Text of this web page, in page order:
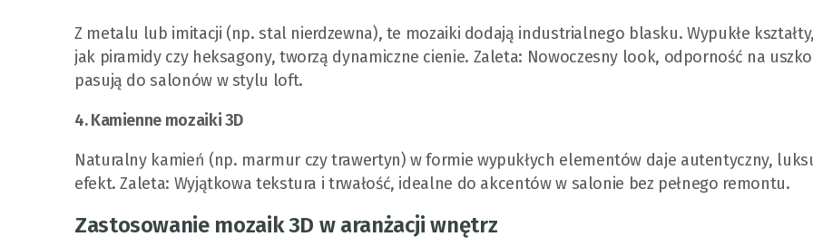
Z metalu lub imitacji (np. stal nierdzewna), te mozaiki dodają industrialnego blasku. Wypukłe
jak piramidy czy heksagony, tworzą dynamiczne cienie. Zaleta: Nowoczesny look, odporność na
pasują do salonów w stylu loft.
4. Kamienne mozaiki 3D
Naturalny kamień (np. marmur czy trawertyn) w formie wypukłych elementów daje autentyczny,
efekt. Zaleta: Wyjątkowa tekstura i trwałość, idealne do akcentów w salonie bez pełnego remontu.
Zastosowanie mozaik 3D w aranżacji wnętrz